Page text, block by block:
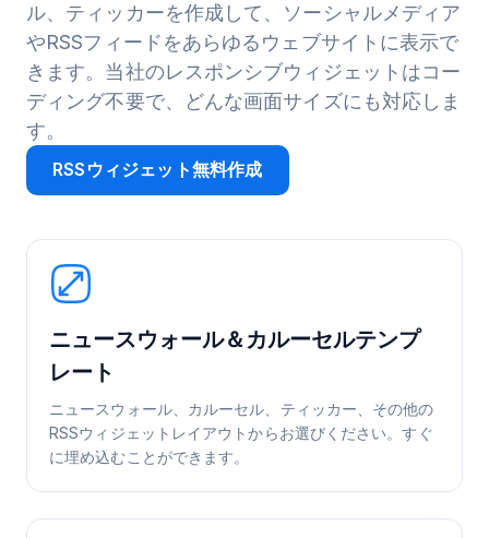
ル、ティッカーを作成して、ソーシャルメディア
やRSSフィードをあらゆるウェブサイトに表示で
きます。当社のレスポンシブウィジェットはコー
ディング不要で、どんな画面サイズにも対応しま
す。
RSSウィジェット無料作成
ニュースウォール＆カルーセルテンプ
レート
ニュースウォール、カルーセル、ティッカー、その他の
RSSウィジェットレイアウトからお選びください。すぐ
に埋め込むことができます。